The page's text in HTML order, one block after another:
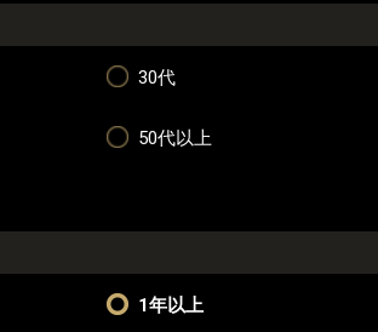
30代
50代以上
1年以上